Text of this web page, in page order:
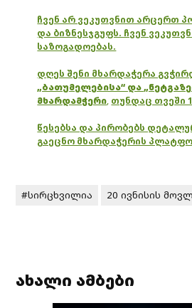
ჩვენ არ ვეკუთვნით არცერთ
და ბიზნესჯგუფს. ჩვენ
საზოგადოებას.
დღეს შენი მხარდაჭერა
„ბათუმელებისა“ და
მხარდამჭერი, თუნდაც თვეში
წესებსა და პირობებს
გაეცნო მხარდაჭერის
#სირცხვილია 20 ივნისის
ახალი ამბები